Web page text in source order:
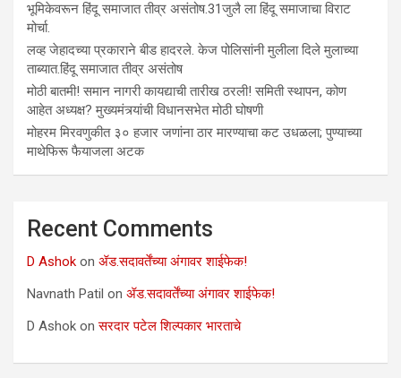
भूमिकेवरून हिंदू समाजात तीव्र असंतोष.31जुलै ला हिंदू समाजाचा विराट
मोर्चा.
लव्ह जेहादच्या प्रकाराने बीड हादरले. केज पोलिसांनी मुलीला दिले मुलाच्या
ताब्यात.हिंदू समाजात तीव्र असंतोष
मोठी बातमी! समान नागरी कायद्याची तारीख ठरली! समिती स्थापन, कोण
आहेत अध्यक्ष? मुख्यमंत्र्यांची विधानसभेत मोठी घोषणी
मोहरम मिरवणुकीत ३० हजार जणांना ठार मारण्‍याचा कट उधळला; पुण्‍याच्‍या
माथेफिरू फैयाजला अटक
Recent Comments
D Ashok on ॲड.सदावर्तेंच्या अंगावर शाईफेक!
Navnath Patil on ॲड.सदावर्तेंच्या अंगावर शाईफेक!
D Ashok onसरदार पटेल शिल्पकार भारताचे